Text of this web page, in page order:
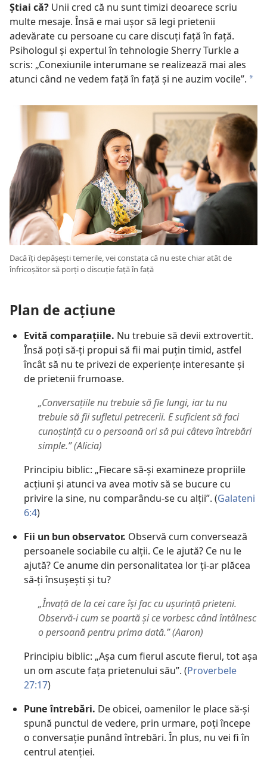
Știai că? Unii cred că nu sunt timizi deoarece scriu
multe mesaje. Însă e mai ușor să legi prietenii
adevărate cu persoane cu care discuți față în față.
Psihologul și expertul în tehnologie Sherry Turkle a
scris: „Conexiunile interumane se realizează mai ales
atunci când ne vedem față în față și ne auzim vocile”. a
Dacă îți depășești temerile, vei constata că nu este chiar atât de
înfricoșător să porți o discuție față în față
Plan de acțiune
Evită comparațiile. Nu trebuie să devii extrovertit.
Însă poți să-ți propui să fii mai puțin timid, astfel
încât să nu te privezi de experiențe interesante și
de prietenii frumoase.
„Conversațiile nu trebuie să fie lungi, iar tu nu
trebuie să fii sufletul petrecerii. E suficient să faci
cunoștință cu o persoană ori să pui câteva întrebări
simple.” (Alicia)
Principiu biblic: „Fiecare să-și examineze propriile
acțiuni și atunci va avea motiv să se bucure cu
privire la sine, nu comparându-se cu alții”. (Galateni
6:4)
Fii un bun observator. Observă cum conversează
persoanele sociabile cu alții. Ce le ajută? Ce nu le
ajută? Ce anume din personalitatea lor ți-ar plăcea
să-ți însușești și tu?
„Învață de la cei care își fac cu ușurință prieteni.
Observă-i cum se poartă și ce vorbesc când întâlnesc
o persoană pentru prima dată.” (Aaron)
Principiu biblic: „Așa cum fierul ascute fierul, tot așa
un om ascute fața prietenului său”. (Proverbele
27:17)
Pune întrebări. De obicei, oamenilor le place să-și
spună punctul de vedere, prin urmare, poți începe
o conversație punând întrebări. În plus, nu vei fi în
centrul atenției.